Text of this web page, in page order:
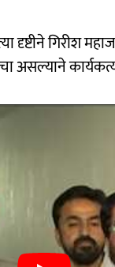
गिरीश
असल्याने